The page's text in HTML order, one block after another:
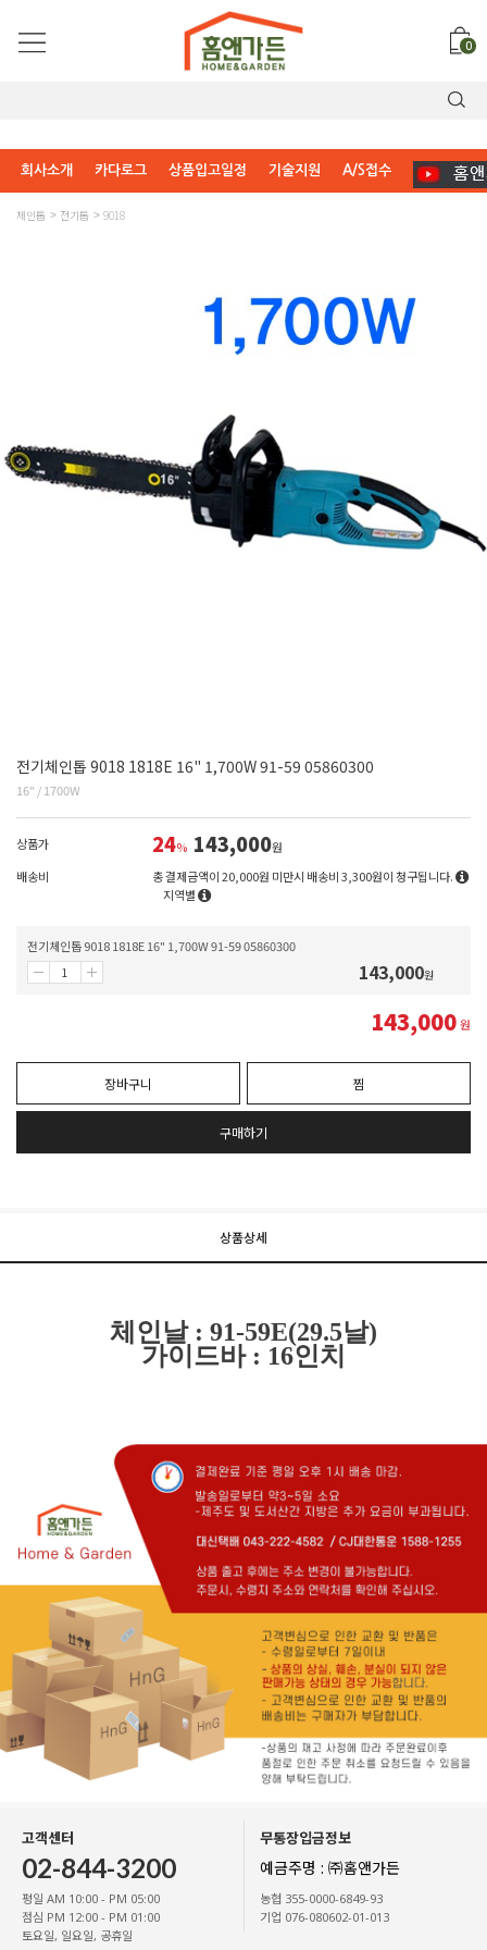
0
회사소개 카다로그 상품입고일정 기술지원 A/S접수
체인톱 전기톱 9018
전기체인톱 9018 1818E 16" 1,700W 91-59 05860300
16" / 1700W
상품가 24% 143,000원
배송비
총 결제금액이 20,000원 미만시 배송비 3,300원이 청구됩니다.
지역별
전기체인톱 9018 1818E 16" 1,700W 91-59 05860300
143,000원
143,000원
장바구니 찜
구매하기
상품상세
체인날 : 91-59E(29.5날)
가이드바 : 16인치
고객센터
02-844-3200
평일 AM 10:00 - PM 05:00
점심 PM 12:00 - PM 01:00
토요일, 일요일, 공휴일
무통장입금정보
예금주명 : ㈜홈앤가든
농협 355-0000-6849-93
기업 076-080602-01-013